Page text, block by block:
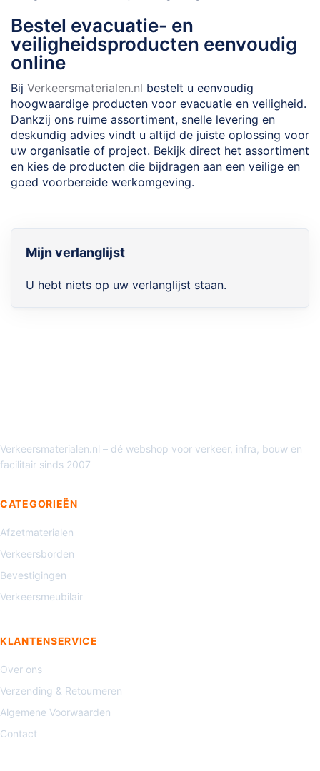
Bestel evacuatie- en
veiligheidsproducten eenvoudig
online
Bij Verkeersmaterialen.nl bestelt u eenvoudig
hoogwaardige producten voor evacuatie en veiligheid.
Dankzij ons ruime assortiment, snelle levering en
deskundig advies vindt u altijd de juiste oplossing voor
uw organisatie of project. Bekijk direct het assortiment
en kies de producten die bijdragen aan een veilige en
goed voorbereide werkomgeving.
Mijn verlanglijst
U hebt niets op uw verlanglijst staan.
Verkeersmaterialen.nl – dé webshop voor verkeer, infra, bouw en
facilitair sinds 2007
CATEGORIEËN
Afzetmaterialen
Verkeersborden
Bevestigingen
Verkeersmeubilair
KLANTENSERVICE
Over ons
Verzending & Retourneren
Algemene Voorwaarden
Contact